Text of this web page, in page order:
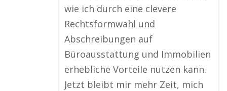
wie ich durch eine clevere
Rechtsformwahl und
Abschreibungen auf
Büroausstattung und Immobilien
erhebliche Vorteile nutzen kann.
Jetzt bleibt mir mehr Zeit, mich